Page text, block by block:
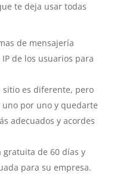
te deja usar todas
de mensajería
de los usuarios para
sitio es diferente, pero
por uno y quedarte
adecuados y acordes
de 60 días y
para su empresa.